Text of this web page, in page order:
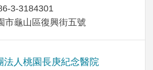
3-3184301
市龜山區復興街五號
法人桃園長庚紀念醫院